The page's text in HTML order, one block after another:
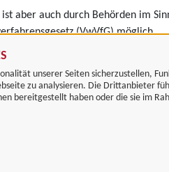
unserer Seiten sicherzustellen,
zu analysieren. Die Drittanbieter
bereitgestellt haben oder die sie im
ist aber auch durch Behörden im
(VwVfG) möglich.